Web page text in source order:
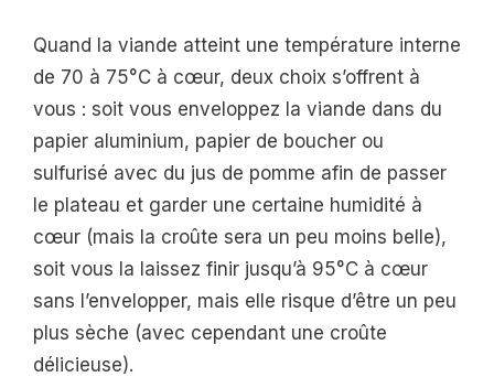
Quand la viande atteint une température interne
de 70 à 75°C à cœur, deux choix s’offrent à
vous : soit vous enveloppez la viande dans du
papier aluminium, papier de boucher ou
sulfurisé avec du jus de pomme afin de passer
le plateau et garder une certaine humidité à
cœur (mais la croûte sera un peu moins belle),
soit vous la laissez finir jusqu’à 95°C à cœur
sans l’envelopper, mais elle risque d’être un peu
plus sèche (avec cependant une croûte
délicieuse).